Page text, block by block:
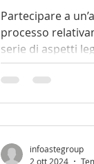
Partecipare a
processo
serie di aspetti
infoastegroup
2 ott 2024